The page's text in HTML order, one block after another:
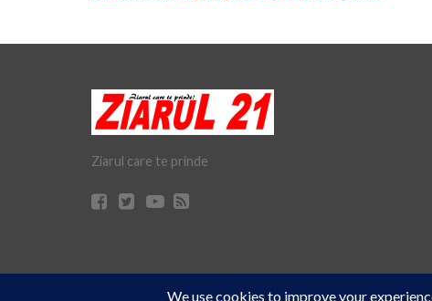
Cookie Consent plugin for the EU cookie
Ziarul care te prinde
© Ziarul 21 Turda | Materialele de pe acest site pot fi preluate doar cu